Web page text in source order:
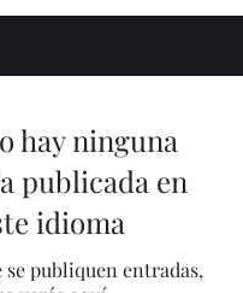
hay ninguna
publicada en
idioma
se publiquen entradas,